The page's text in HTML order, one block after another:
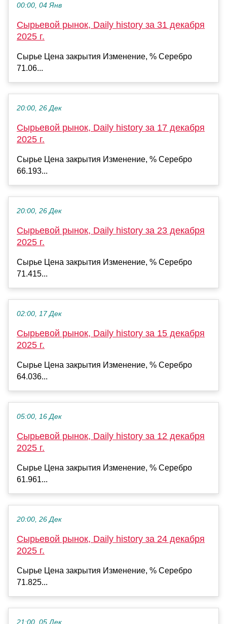
00:00, 04 Янв
Сырьевой рынок, Daily history за 31 декабря
2025 г.
Сырье Цена закрытия Изменение, % Серебро
71.06...
20:00, 26 Дек
Сырьевой рынок, Daily history за 17 декабря
2025 г.
Сырье Цена закрытия Изменение, % Серебро
66.193...
20:00, 26 Дек
Сырьевой рынок, Daily history за 23 декабря
2025 г.
Сырье Цена закрытия Изменение, % Серебро
71.415...
02:00, 17 Дек
Сырьевой рынок, Daily history за 15 декабря
2025 г.
Сырье Цена закрытия Изменение, % Серебро
64.036...
05:00, 16 Дек
Сырьевой рынок, Daily history за 12 декабря
2025 г.
Сырье Цена закрытия Изменение, % Серебро
61.961...
20:00, 26 Дек
Сырьевой рынок, Daily history за 24 декабря
2025 г.
Сырье Цена закрытия Изменение, % Серебро
71.825...
21:00, 05 Дек